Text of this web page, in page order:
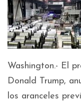
Washington.- El
Donald Trump,
los aranceles